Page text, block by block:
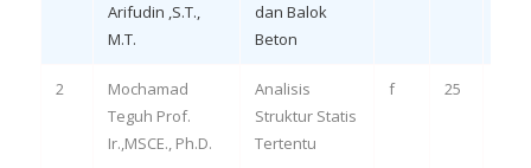
Arifudin ,S.T.,
M.T.
dan Balok
Beton
2
Mochamad
Teguh Prof.
Ir.,MSCE., Ph.D.
Analisis
Struktur Statis
Tertentu
f 25